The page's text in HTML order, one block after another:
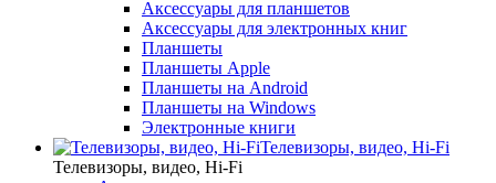
Аксессуары для планшетов
Аксессуары для электронных книг
Планшеты
Планшеты Apple
Планшеты на Android
Планшеты на Windows
Электронные книги
Телевизоры, видео, Hi-Fi
Телевизоры, видео, Hi-Fi